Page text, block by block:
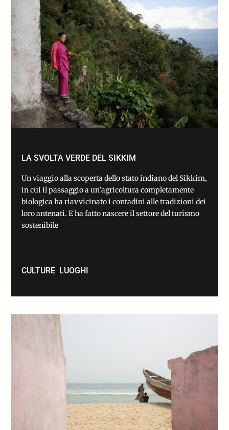
CULTURE LUOGHI
LA SVOLTA VERDE DEL SIKKIM
Un viaggio alla scoperta dello stato indiano del Sikkim,
in cui il passaggio a un’agricoltura completamente
biologica ha riavvicinato i contadini alle tradizioni dei
loro antenati. E ha fatto nascere il settore del turismo
sostenibile